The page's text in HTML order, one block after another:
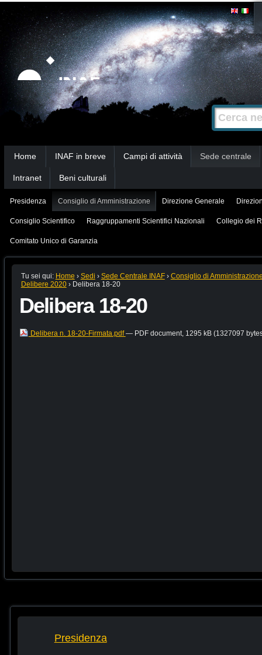
Strumenti
personali
Salta
contenuti.
|
Salta
alla
navigazione
Cerca nel
Ricerca
avanzata…
Home INAF in breve Campi di attività Sede centrale
Intranet Beni culturali
Presidenza Consiglio di Amministrazione Direzione Generale
Consiglio Scientifico Raggruppamenti Scientifici Nazionali Collegio dei
Comitato Unico di Garanzia
Tu sei qui: Home › Sedi › Sede Centrale INAF › Consiglio di
Delibere 2020 › Delibera 18-20
Delibera 18-20
Delibera n. 18-20-Firmata.pdf— PDF document, 1295 kB (1327097
Presidenza